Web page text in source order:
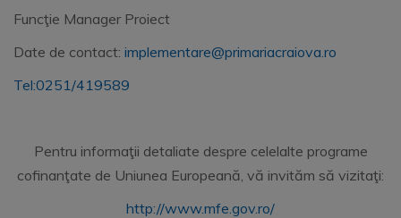
Funcţie Manager Proiect
Date de contact: implementare@primariacraiova.ro
Tel:0251/419589
Pentru informaţii detaliate despre celelalte programe
cofinanţate de Uniunea Europeană, vă invităm să vizitaţi:
http://www.mfe.gov.ro/